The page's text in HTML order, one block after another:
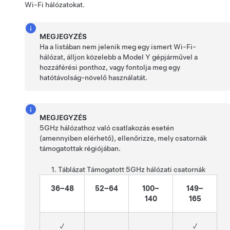
Wi-Fi hálózatokat.
MEGJEGYZÉS
Ha a listában nem jelenik meg egy ismert Wi-Fi-
hálózat, álljon közelebb a Model Y gépjárművel a
hozzáférési ponthoz, vagy fontolja meg egy
hatótávolság-növelő használatát.
MEGJEGYZÉS
5GHz hálózathoz való csatlakozás esetén
(amennyiben elérhető), ellenőrizze, mely csatornák
támogatottak régiójában.
1. TáblázatTámogatott 5GHz hálózati csatornák
36–48 52–64
100–
140
149–
165
✓ ✓